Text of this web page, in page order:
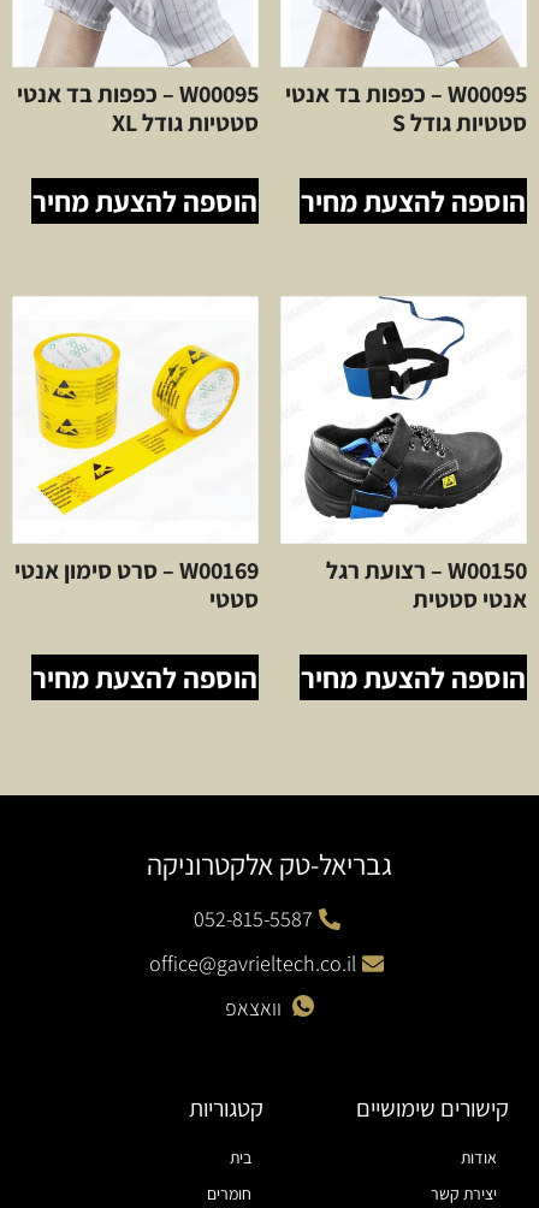
W00095 – כפפות בד אנטי
סטטיות גודל S
הוספה להצעת מחיר
W00095 – כפפות בד אנטי
סטטיות גודל XL
הוספה להצעת מחיר
W00150 – רצועת רגל
אנטי סטטית
הוספה להצעת מחיר
W00169 – סרט סימון אנטי
סטטי
הוספה להצעת מחיר
גבריאל-טק אלקטרוניקה
052-815-5587
office@gavrieltech.co.il
וואצאפ
קישורים שימושיים
אודות
יצירת קשר
קטגוריות
בית
חומרים